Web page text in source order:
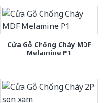
Cửa Gỗ Chống Cháy MDF
Melamine P1